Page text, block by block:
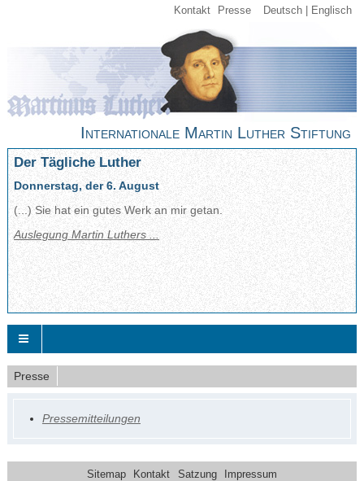
Kontakt Presse Deutsch Englisch
Internationale Martin Luther Stiftung
Der Tägliche Luther
Donnerstag, der 6. August
(...) Sie hat ein gutes Werk an mir getan.
Auslegung Martin Luthers ...
Presse
Pressemitteilungen
Sitemap Kontakt Satzung Impressum